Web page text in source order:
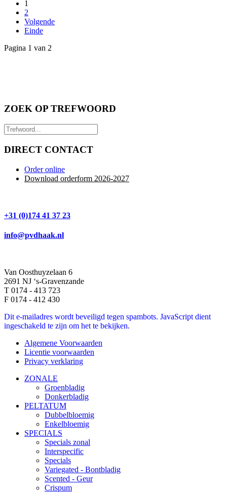
1
2
Volgende
Einde
Pagina 1 van 2
ZOEK OP TREFWOORD
DIRECT CONTACT
Order online
Download orderform 2026-2027
+31 (0)174 41 37 23
info@pvdhaak.nl
Van Oosthuyzelaan 6
2691 NJ ‘s-Gravenzande
T 0174 - 413 723
F 0174 - 412 430
Dit e-mailadres wordt beveiligd tegen spambots. JavaScript dient
ingeschakeld te zijn om het te bekijken.
Algemene Voorwaarden
Licentie voorwaarden
Privacy verklaring
ZONALE
Groenbladig
Donkerbladig
PELTATUM
Dubbelbloemig
Enkelbloemig
SPECIALS
Specials zonal
Interspecific
Specials
Variegated - Bontbladig
Scented - Geur
Crispum